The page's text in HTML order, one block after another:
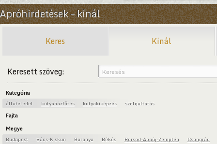
Apróhirdetések – kínál
Keres Kínál
Keresett szöveg:
Kategória
állateledel kutyaházfűtés kutyakiképzés szolgaltatás
Fajta
Megye
Budapest Bács-Kiskun Baranya Békés Borsod-Abaúj-Zemplén
Csongrád